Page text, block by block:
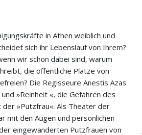
in Athen weiblich und
sich ihr Lebenslauf von Ihrem?
wir schon dabei sind, warum
die öffentliche Plätze von
Die Regisseure Anestis Azas
»Reinheit «, die Gefahren des
der »Putzfrau«. Als Theater der
mit den Augen und persönlichen
eingewanderten Putzfrauen von